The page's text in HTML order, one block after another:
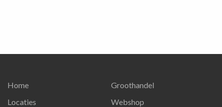
Home
Locaties
Groothandel
Webshop